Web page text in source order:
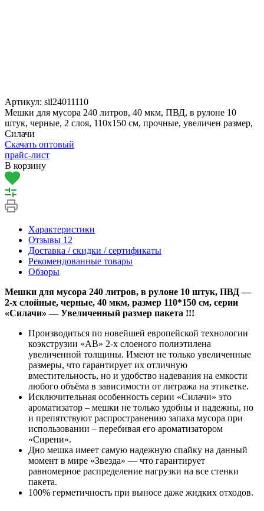
Артикул: sil24011110
Мешки для мусора 240 литров, 40 мкм, ПВД, в рулоне 10
штук, черные, 2 слоя, 110х150 см, прочные, увеличен размер,
Силачи
Скачать оптовый
прайс-лист
В корзину
Характеристики
Отзывы 12
Доставка / скидки / сертификаты
Рекомендованные товары
Обзоры
Мешки для мусора 240 литров, в рулоне 10 штук, ПВД —
2-х слойные, черные, 40 мкм, размер 110*150 см, серии
«Силачи» —Увеличенный размер пакета !!!
Производиться по новейшей европейской технологии
коэкструзии «AB» 2-х слоеного полиэтилена
увеличенной толщины. Имеют не только увеличенные
размеры, что гарантирует их отличную
вместительность, но и удобство надевания на емкости
любого объёма в зависимости от литража на этикетке.
Исключительная особенность серии «Силачи» это
ароматизатор – мешки не только удобны и надежны, но
и препятствуют распространению запаха мусора при
использовании – перебивая его ароматизатором
«Сирени».
Дно мешка имеет самую надежную спайку на данный
момент в мире «Звезда» — что гарантирует
равномерное распределение нагрузки на все стенки
пакета.
100% герметичность при выносе даже жидких отходов.